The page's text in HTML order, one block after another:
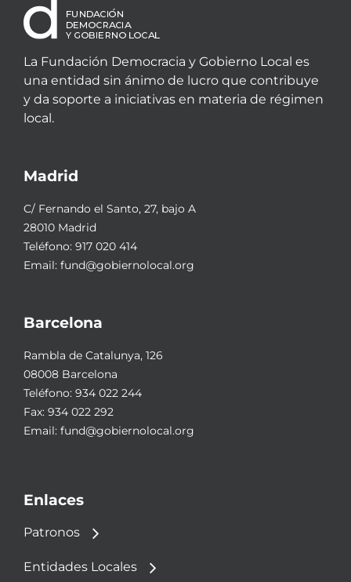
La Fundación Democracia y Gobierno Local es
una entidad sin ánimo de lucro que contribuye
y da soporte a iniciativas en materia de régimen
local.
Madrid
C/ Fernando el Santo, 27, bajo A
28010 Madrid
Teléfono: 917 020 414
Email: fund@gobiernolocal.org
Barcelona
Rambla de Catalunya, 126
08008 Barcelona
Teléfono: 934 022 244
Fax: 934 022 292
Email: fund@gobiernolocal.org
Enlaces
Patronos
Entidades Locales